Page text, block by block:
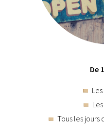
De
Tous les jours